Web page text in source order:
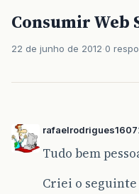
Consumir Web
22 de junho de 2012 0
rafaelrodrigues1607
Tudo bem
Criei o seguinte